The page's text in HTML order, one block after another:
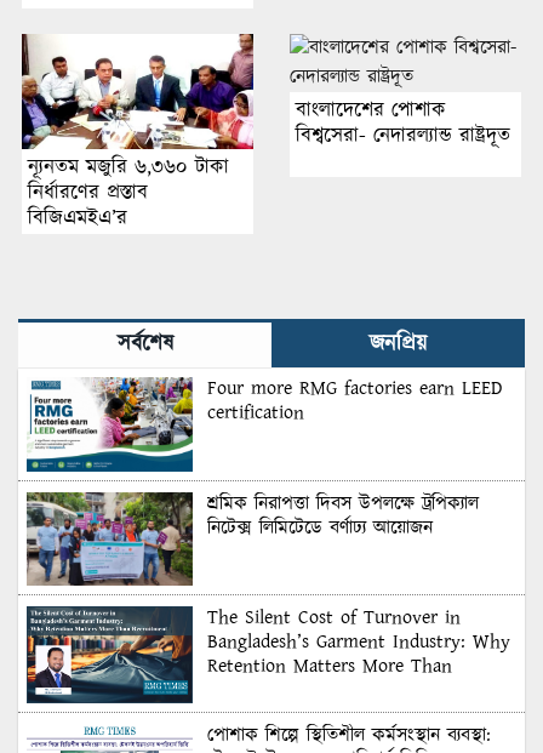
ন্যূনতম মজুরি ৬,৩৬০ টাকা
নির্ধারণের প্রস্তাব
বিজিএমইএ’র
বাংলাদেশের পোশাক
বিশ্বসেরা- নেদারল্যান্ড রাষ্ট্রদূত
সর্বশেষ জনপ্রিয়
Four more RMG factories earn LEED
certification
শ্রমিক নিরাপত্তা দিবস উপলক্ষে ট্রপিক্যাল
নিটেক্স লিমিটেডে বর্ণাঢ্য আয়োজন
The Silent Cost of Turnover in
Bangladesh’s Garment Industry: Why
Retention Matters More Than
পোশাক শিল্পে স্থিতিশীল কর্মসংস্থান ব্যবস্থা: